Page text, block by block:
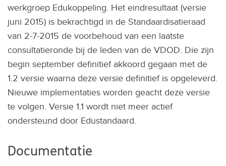
werkgroep Edukoppeling. Het eindresultaat (versie
juni 2015) is bekrachtigd in de Standaardisatieraad
van 2-7-2015 de voorbehoud van een laatste
consultatieronde bij de leden van de VDOD. Die zijn
begin september definitief akkoord gegaan met de
1.2 versie waarna deze versie definitief is opgeleverd.
Nieuwe implementaties worden geacht deze versie
te volgen. Versie 1.1 wordt niet meer actief
ondersteund door Edustandaard.
Documentatie